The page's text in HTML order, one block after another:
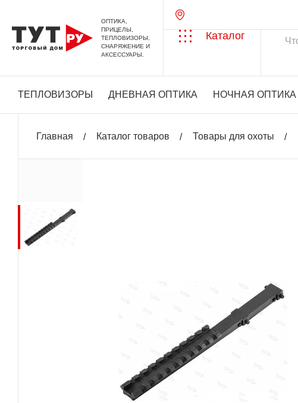
ОПТИКА,
ПРИЦЕЛЫ,
ТЕПЛОВИЗОРЫ,
СНАРЯЖЕНИЕ И
АКСЕССУАРЫ.
Каталог
ТЕПЛОВИЗОРЫ ДНЕВНАЯ ОПТИКА НОЧНАЯ ОПТИКА
Главная Каталог товаров Товары для охоты